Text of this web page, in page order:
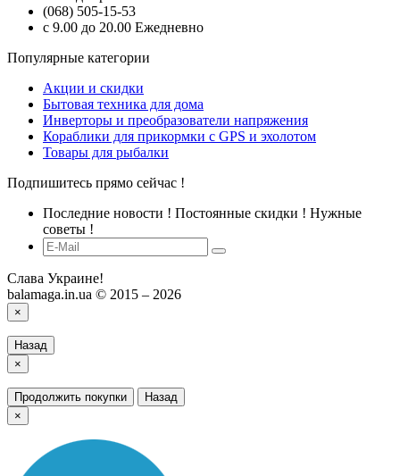
(068) 505-15-53
с 9.00 до 20.00 Ежедневно
Популярные категории
Акции и скидки
Бытовая техника для дома
Инверторы и преобразователи напряжения
Кораблики для прикормки с GPS и эхолотом
Товары для рыбалки
Подпишитесь прямо сейчас !
Последние новости ! Постоянные скидки ! Нужные
советы !
Слава Украине!
balamaga.in.ua © 2015 – 2026
×
Назад
×
Продолжить покупки
Назад
×